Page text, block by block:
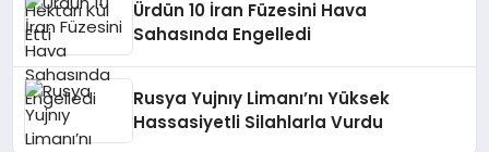
Ürdün 10 İran Füzesini Hava
Sahasında Engelledi
Rusya Yujnıy Limanı’nı Yüksek
Hassasiyetli Silahlarla Vurdu